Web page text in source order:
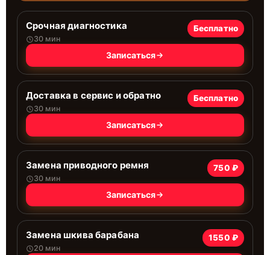
Срочная диагностика
30 мин
Бесплатно
Записаться
Доставка в сервис и обратно
30 мин
Бесплатно
Записаться
Замена приводного ремня
30 мин
750 ₽
Записаться
Замена шкива барабана
20 мин
1550 ₽